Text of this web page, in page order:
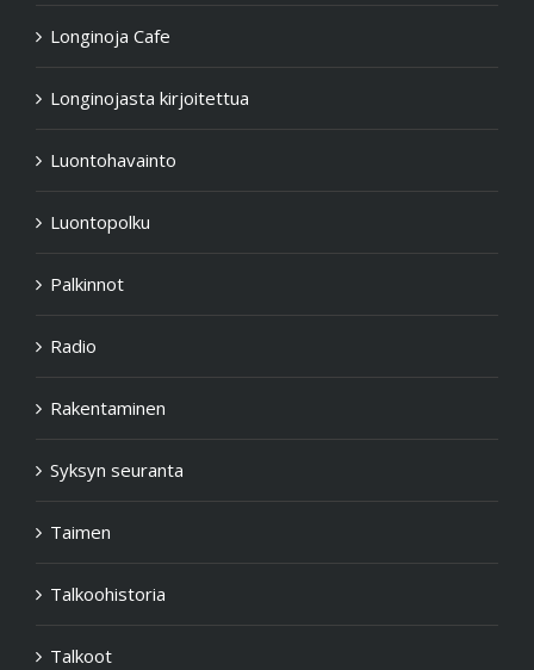
Longinoja Cafe
Longinojasta kirjoitettua
Luontohavainto
Luontopolku
Palkinnot
Radio
Rakentaminen
Syksyn seuranta
Taimen
Talkoohistoria
Talkoot